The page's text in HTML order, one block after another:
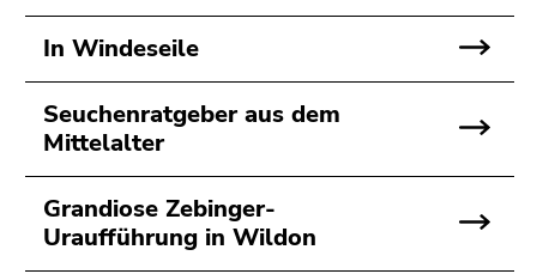
In Windeseile
Seuchenratgeber aus dem
Mittelalter
Grandiose Zebinger-
Uraufführung in Wildon